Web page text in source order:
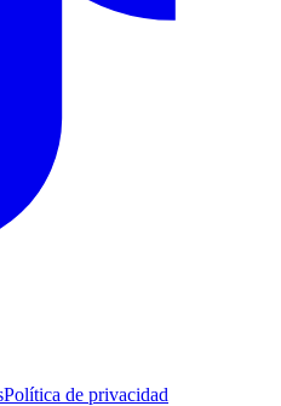
Política de privacidad